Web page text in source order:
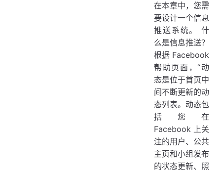
在本章中，您需
要设计一个信息
推送系统。 什
么是信息推送？
根据 Facebook
帮助页面，“动
态是位于首页中
间不断更新的动
态列表。动态包
括您在
Facebook 上关
注的用户、公共
主页和小组发布
的状态更新、照